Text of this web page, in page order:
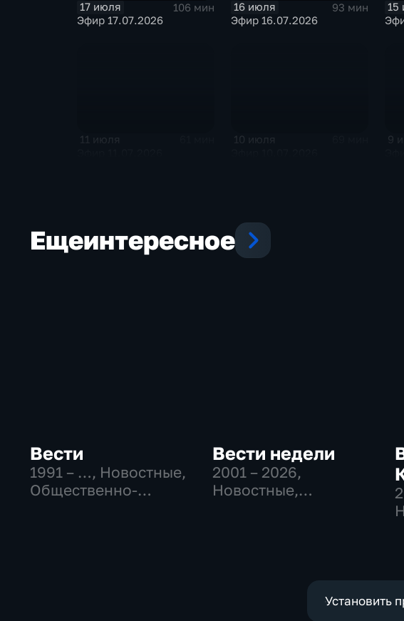
17 июля
106 мин
Эфир 17.07.2026
16 июля
93 мин
Эфир 16.07.2026
15
11 июля 10 июля 9
Ещеинтересное
Вести
1991 – …, Новостные,
Общественно-
Вести недели
2001 – 2026,
Новостные,
Установить